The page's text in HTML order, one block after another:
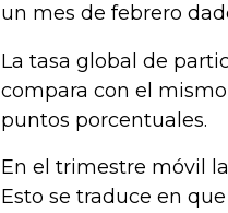
un mes de febrero
La tasa global de
compara con el
puntos porcentuales.
En el trimestre móvil
Esto se traduce en